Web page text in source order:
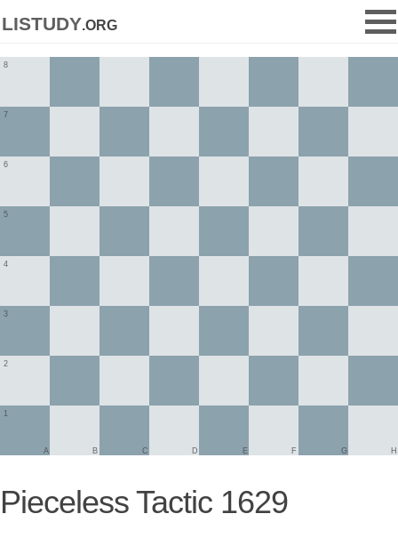
listudy.org
1
2
3
4
5
6
7
8
A B C D E F G H
Pieceless Tactic 1629